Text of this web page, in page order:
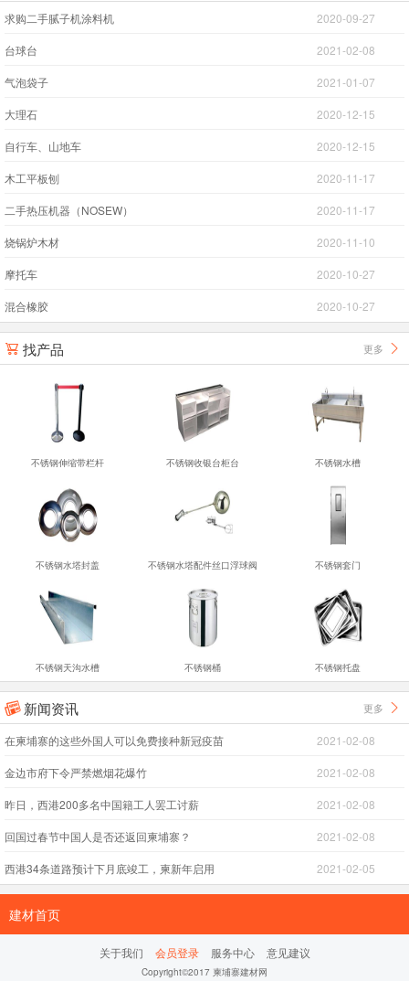
求购二手腻子机涂料机 2020-09-27
台球台 2021-02-08
气泡袋子 2021-01-07
大理石 2020-12-15
自行车、山地车 2020-12-15
木工平板刨 2020-11-17
二手热压机器（NOSEW） 2020-11-17
烧锅炉木材 2020-11-10
摩托车 2020-10-27
混合橡胶 2020-10-27
 找产品 更多 
不锈钢伸缩带栏杆 不锈钢收银台柜台 不锈钢水槽
不锈钢水塔封盖 不锈钢水塔配件丝口浮球阀 不锈钢套门
不锈钢天沟水槽 不锈钢桶 不锈钢托盘
 新闻资讯 更多 
在柬埔寨的这些外国人可以免费接种新冠疫苗 2021-02-08
金边市府下令严禁燃烟花爆竹 2021-02-08
昨日，西港200多名中国籍工人罢工讨薪 2021-02-08
回国过春节中国人是否还返回柬埔寨？ 2021-02-08
西港34条道路预计下月底竣工，柬新年启用 2021-02-05
建材首页
关于我们 会员登录 服务中心 意见建议
Copyright©2017 柬埔寨建材网